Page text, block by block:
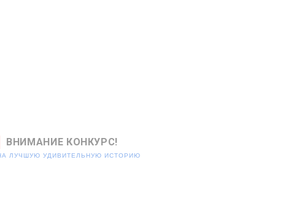
ВНИМАНИЕ КОНКУРС!
ЛУЧШУЮ УДИВИТЕЛЬНУЮ ИСТОРИЮ